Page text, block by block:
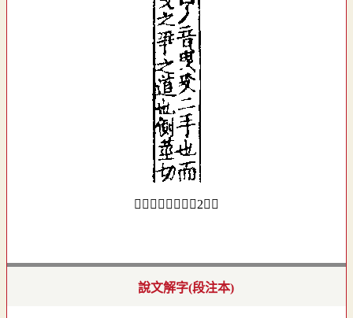
𠬪部．卷四下．頁2．左
說文解字(段注本)